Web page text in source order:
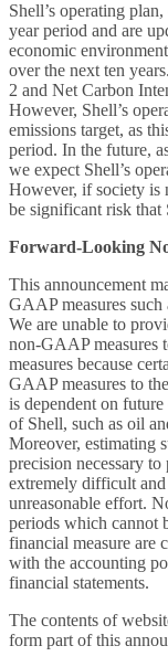
Shell’s operating
year period and are
economic
over the next ten
2 and Net Carbon
However, Shell’s
emissions target, as
period. In the future,
we expect Shell’s
However, if society is
be significant risk that
Forward-Looking
This announcement
GAAP measures such
We are unable to
non-GAAP measures
measures because
GAAP measures to
is dependent on
of Shell, such as oil
Moreover, estimating
precision necessary
extremely difficult
unreasonable effort.
periods which cannot
financial measure are
with the accounting
financial statements.
The contents of
form part of this